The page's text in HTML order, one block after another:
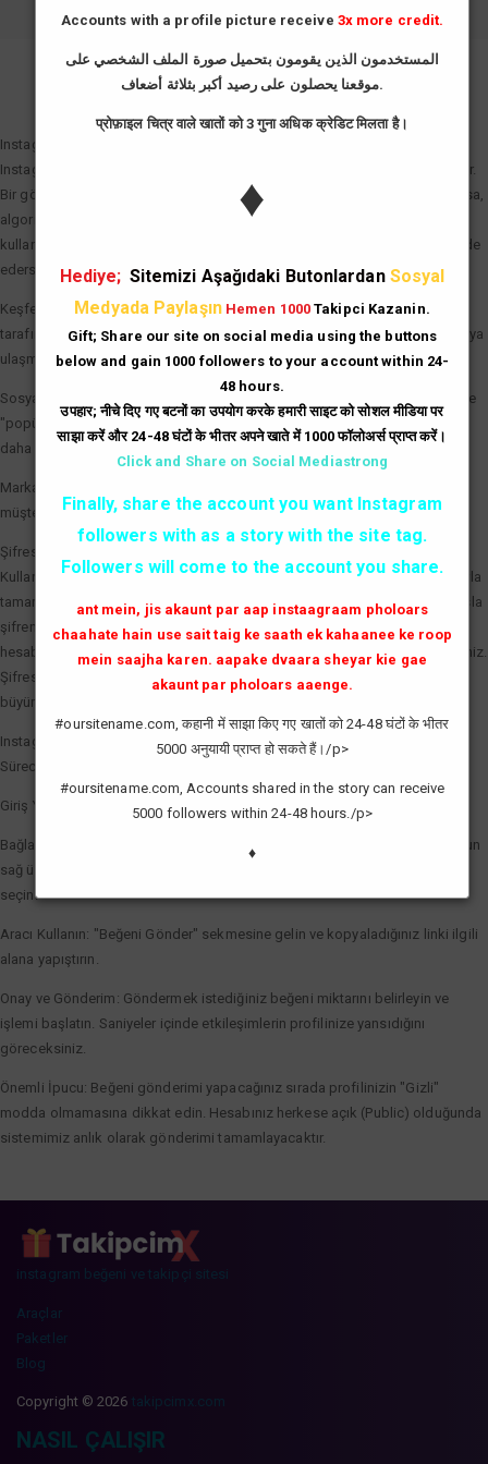
GIRIŞ YAP
Instagram Beğeni Hilesi Neden Önemli?
Instagram algoritması "etkileşim hızı" (engagement rate) prensibiyle çalışır.
Bir gönderi paylaşıldıktan sonraki ilk dakikalarda ne kadar çok beğeni alırsa,
algoritma bu içeriği "değerli" olarak tanımlar. Instagram beğeni hilesi
kullanarak gönderilerinize bu ilk ivmeyi kazandırdığınızda şu avantajları elde
edersiniz:
Keşfet (Explore) Etkisi: Beğeni sayısı hızla artan gönderiler, Instagram
tarafından Keşfet sayfasına taşınır. Bu da binlerce yeni ve organik kullanıcıya
ulaşmanız demektir.
Sosyal Kanıt (Social Proof): Çok beğenilen bir gönderi, kullanıcılar üzerinde
"popüler ve güvenilir" imajı yaratır. İnsanlar, beğenisi yüksek olan içerikleri
daha dikkatli inceleme eğilimindedir.
Marka Prestiji: İşletme hesapları için yüksek beğeni sayıları, potansiyel
müşterilere markanın aktif ve tercih edilen bir marka olduğunu kanıtlar.
Şifresiz ve Güvenli Beğeni Artırma
Kullanıcıların en büyük çekincesi olan hesap güvenliği, profesyonel araçlarla
tamamen çözülmüştür. Kaliteli bir Instagram beğeni hilesi servisi sizden asla
şifrenizi talep etmez. Sadece gönderinizin linkini (bağlantısını) kullanarak,
hesabınızın güvenliğini tehlikeye atmadan etkileşim sayılarınızı artırabilirsiniz.
Şifresiz işlem, hesabınızın spam olarak işaretlenmesini önler ve doğal bir
büyüme görünümü sağlar.
Instagram Beğeni Hilesi Nasıl Yapılır?
Süreci en verimli şekilde yönetmek için şu basit adımları izleyebilirsiniz:
Giriş Yapın: Sisteme giriş yaparak saatlik yenilenen kredilerinizi aktif edin.
Bağlantıyı Kopyalayın: Beğeni göndermek istediğiniz fotoğraf veya videonun
sağ üst köşesindeki üç noktaya tıklayarak "Bağlantıyı Kopyala" seçeneğini
seçin.
Aracı Kullanın: "Beğeni Gönder" sekmesine gelin ve kopyaladığınız linki ilgili
alana yapıştırın.
Onay ve Gönderim: Göndermek istediğiniz beğeni miktarını belirleyin ve
işlemi başlatın. Saniyeler içinde etkileşimlerin profilinize yansıdığını
göreceksiniz.
Önemli İpucu: Beğeni gönderimi yapacağınız sırada profilinizin "Gizli"
modda olmamasına dikkat edin. Hesabınız herkese açık (Public) olduğunda
sistemimiz anlık olarak gönderimi tamamlayacaktır.
instagram beğeni ve takipçi sitesi
Araçlar
Paketler
Blog
Copyright © 2026 takipcimx.com
NASIL ÇALIŞIR
Accounts with a profile picture receive 3x more credit.
المستخدمون الذين يقومون بتحميل صورة الملف الشخصي على
موقعنا يحصلون على رصيد أكبر بثلاثة أضعاف.
प्रोफ़ाइल चित्र वाले खातों को 3 गुना अधिक क्रेडिट मिलता है।
♦
Hediye; Sitemizi Aşağıdaki Butonlardan Sosyal
Medyada Paylaşın Hemen 1000 Takipci Kazanin.
Gift; Share our site on social media using the buttons
below and gain 1000 followers to your account within 24-
48 hours.
उपहार; नीचे दिए गए बटनों का उपयोग करके हमारी साइट को सोशल मीडिया पर
साझा करें और 24-48 घंटों के भीतर अपने खाते में 1000 फॉलोअर्स प्राप्त करें।
Click and Share on Social Mediastrong
Finally, share the account you want Instagram
followers with as a story with the site tag.
Followers will come to the account you share.
ant mein, jis akaunt par aap instaagraam pholoars
chaahate hain use sait taig ke saath ek kahaanee ke roop
mein saajha karen. aapake dvaara sheyar kie gae
akaunt par pholoars aaenge.
#oursitename.com, कहानी में साझा किए गए खातों को 24-48 घंटों के भीतर
5000 अनुयायी प्राप्त हो सकते हैं।/p>
#oursitename.com, Accounts shared in the story can receive
5000 followers within 24-48 hours./p>
♦